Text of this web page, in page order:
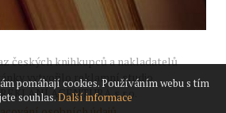
českých knihkupců a nakladatelů
vytvořilo reklamní studio
REKLANÍ AGENTURA s.r.o.
pomáhají cookies. Používáním webu s tím
souhlas.Další informace